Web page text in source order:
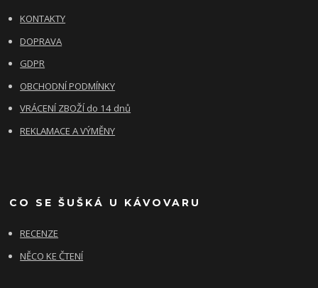
KONTAKTY
DOPRAVA
GDPR
OBCHODNÍ PODMÍNKY
VRÁCENÍ ZBOŽÍ do 14 dnů
REKLAMACE A VÝMĚNY
CO SE ŠUŠKÁ U KÁVOVARU
RECENZE
NĚCO KE ČTENÍ